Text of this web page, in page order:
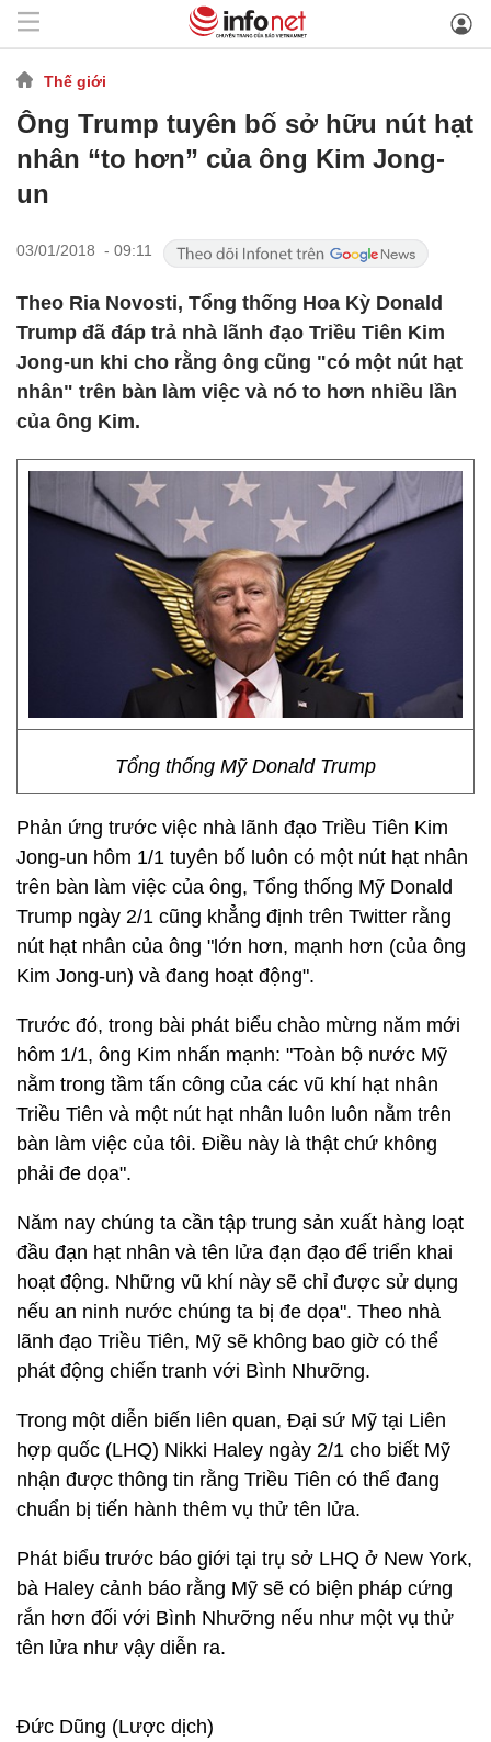
Thế giới
Ông Trump tuyên bố sở hữu nút hạt
nhân “to hơn” của ông Kim Jong-
un
03/01/2018 - 09:11
Theo Ria Novosti, Tổng thống Hoa Kỳ Donald
Trump đã đáp trả nhà lãnh đạo Triều Tiên Kim
Jong-un khi cho rằng ông cũng "có một nút hạt
nhân" trên bàn làm việc và nó to hơn nhiều lần
của ông Kim.
Tổng thống Mỹ Donald Trump
Phản ứng trước việc nhà lãnh đạo Triều Tiên Kim
Jong-un hôm 1/1 tuyên bố luôn có một nút hạt nhân
trên bàn làm việc của ông, Tổng thống Mỹ Donald
Trump ngày 2/1 cũng khẳng định trên Twitter rằng
nút hạt nhân của ông "lớn hơn, mạnh hơn (của ông
Kim Jong-un) và đang hoạt động".
Trước đó, trong bài phát biểu chào mừng năm mới
hôm 1/1, ông Kim nhấn mạnh: "Toàn bộ nước Mỹ
nằm trong tầm tấn công của các vũ khí hạt nhân
Triều Tiên và một nút hạt nhân luôn luôn nằm trên
bàn làm việc của tôi. Điều này là thật chứ không
phải đe dọa".
Năm nay chúng ta cần tập trung sản xuất hàng loạt
đầu đạn hạt nhân và tên lửa đạn đạo để triển khai
hoạt động. Những vũ khí này sẽ chỉ được sử dụng
nếu an ninh nước chúng ta bị đe dọa". Theo nhà
lãnh đạo Triều Tiên, Mỹ sẽ không bao giờ có thể
phát động chiến tranh với Bình Nhưỡng.
Trong một diễn biến liên quan, Đại sứ Mỹ tại Liên
hợp quốc (LHQ) Nikki Haley ngày 2/1 cho biết Mỹ
nhận được thông tin rằng Triều Tiên có thể đang
chuẩn bị tiến hành thêm vụ thử tên lửa.
Phát biểu trước báo giới tại trụ sở LHQ ở New York,
bà Haley cảnh báo rằng Mỹ sẽ có biện pháp cứng
rắn hơn đối với Bình Nhưỡng nếu như một vụ thử
tên lửa như vậy diễn ra.
Đức Dũng (Lược dịch)